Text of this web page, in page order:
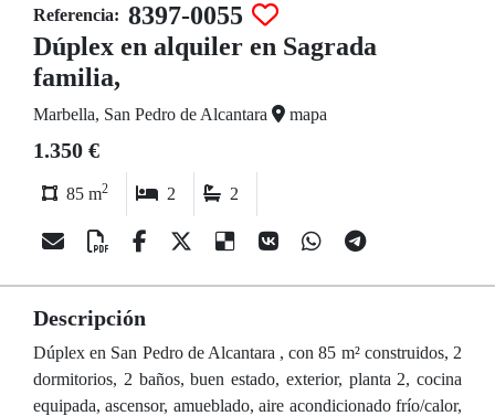
Referencia: 8397-0055
Dúplex en alquiler en Sagrada
familia,
Marbella, San Pedro de Alcantara mapa
1.350 €
85 m2 2 2
Descripción
Dúplex en San Pedro de Alcantara , con 85 m² construidos, 2
dormitorios, 2 baños, buen estado, exterior, planta 2, cocina
equipada, ascensor, amueblado, aire acondicionado frío/calor,